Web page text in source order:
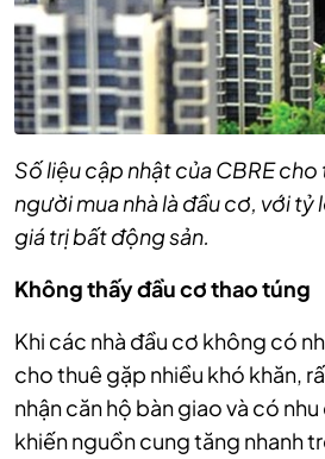
Số liệu cập nhật của CBRE
người mua nhà là đầu cơ, với tỷ
giá trị bất động sản.
Không thấy đầu cơ thao túng
Khi các nhà đầu cơ không có
cho thuê gặp nhiều khó khăn,
nhận căn hộ bàn giao và có
khiến nguồn cung tăng nhanh